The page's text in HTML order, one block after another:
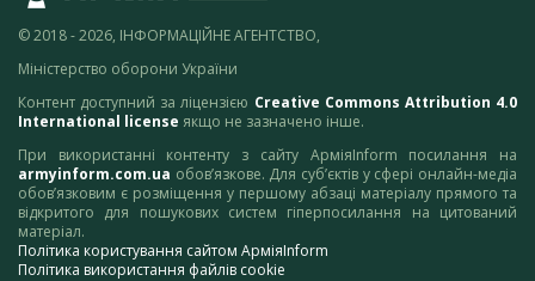
© 2018 - 2026, ІНФОРМАЦІЙНЕ АГЕНТСТВО,
Міністерство оборони України
Контент доступний за ліцензією Creative Commons Attribution 4.0
International license якщо не зазначено інше.
При використанні контенту з сайту АрміяInform посилання на
armyinform.com.ua обов’язкове. Для суб’єктів у сфері онлайн-медіа
обов’язковим є розміщення у першому абзаці матеріалу прямого та
відкритого для пошукових систем гіперпосилання на цитований
матеріал.
Політика користування сайтом АрміяInform
Політика використання файлів cookie